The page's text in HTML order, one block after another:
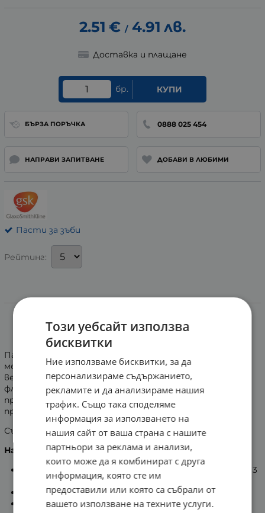
2.51 € / 4.91 лв.
Доставка и плащане
бр. КУПИ
БЪРЗА ПОРЪЧКА 0888 025 454
НАПРАВИ ЗАПИТВАНЕ ДОБАВИ В ЛЮБИМИ
Пасти за зъби
Рейтинг:
ПАСТА ЗА ЗЪБИ АКВАФРЕШ ТРИПЪЛ ПРОТЕКШЪН
Паста за зъби AQUAFRESH Fresh & Minty има свеж
ментов вкус и осигурява тройна защита: здрави
венци*, здрави зъби, свеж дъх. Благодарение на
флуорида, при редовно четкане на зъбите, пастата
предпазва от захарните киселини - основен
причинител на кариес.
Съдържа натриев флуорид 0,3152% w/w (1450 ppm F).
Начин на употреба:
Мийте зъбите си два пъти на ден и не повече от 3
пъти дневно.
След четкане изплюйте.
За деца до 6-годишна възраст включително:
Този уебсайт използва
бисквитки
Ние използваме бисквитки, за да
персонализираме съдържанието,
рекламите и да анализираме нашия
трафик. Също така споделяме
информация за използването на
нашия сайт от ваша страна с нашите
партньори за реклама и анализи,
които може да я комбинират с друга
информация, която сте им
предоставили или която са събрали от
вашето използване на техните услуги.